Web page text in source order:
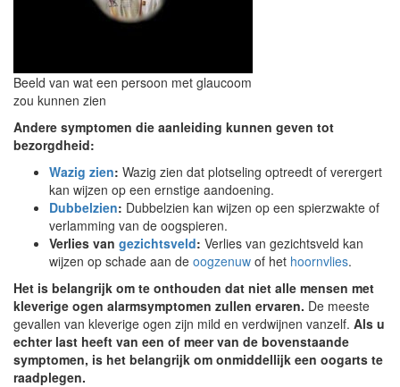
Beeld van wat een persoon met glaucoom
zou kunnen zien
Andere symptomen die aanleiding kunnen geven tot
bezorgdheid:
Wazig zien: Wazig zien dat plotseling optreedt of verergert
kan wijzen op een ernstige aandoening.
Dubbelzien: Dubbelzien kan wijzen op een spierzwakte of
verlamming van de oogspieren.
Verlies van gezichtsveld: Verlies van gezichtsveld kan
wijzen op schade aan de oogzenuw of het hoornvlies.
Het is belangrijk om te onthouden dat niet alle mensen met
kleverige ogen alarmsymptomen zullen ervaren. De meeste
gevallen van kleverige ogen zijn mild en verdwijnen vanzelf. Als u
echter last heeft van een of meer van de bovenstaande
symptomen, is het belangrijk om onmiddellijk een oogarts te
raadplegen.